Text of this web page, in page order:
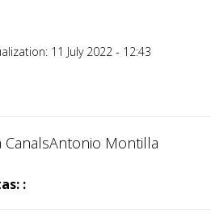
11 July 2022 - 12:43
CanalsAntonio Montilla